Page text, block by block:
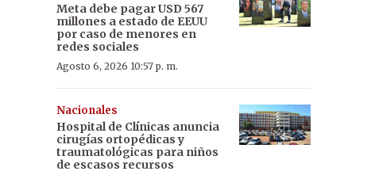
Meta debe pagar USD 567
millones a estado de EEUU
por caso de menores en
redes sociales
Agosto 6, 2026 10:57 p. m.
Nacionales
Hospital de Clínicas anuncia
cirugías ortopédicas y
traumatológicas para niños
de escasos recursos